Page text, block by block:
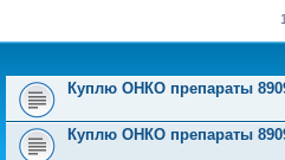
Куплю ОНКО препараты
Куплю ОНКО препараты